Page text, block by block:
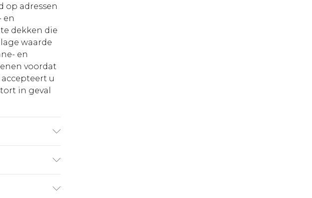
op adressen
en
dekken die
waarde
en
voordat
u
in geval
€5.99